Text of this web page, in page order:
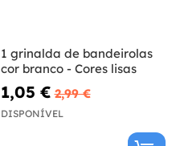
1 grinalda de bandeirolas
cor branco - Cores lisas
1,05 € 2,99 €
DISPONÍVEL